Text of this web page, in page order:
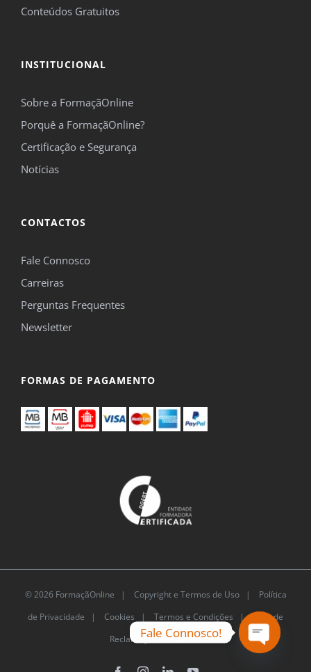
Conteúdos Gratuitos
INSTITUCIONAL
Sobre a FormaçãOnline
Porquê a FormaçãOnline?
Certificação e Segurança
Notícias
CONTACTOS
Fale Connosco
Carreiras
Perguntas Frequentes
Newsletter
FORMAS DE PAGAMENTO
© 2026 FormaçãOnline | Copyright e Termos de Uso|
Política
de Privacidade | Cookies | Termos e Condições |Livro de
Reclamações Eletrónico
Fale Connosco!